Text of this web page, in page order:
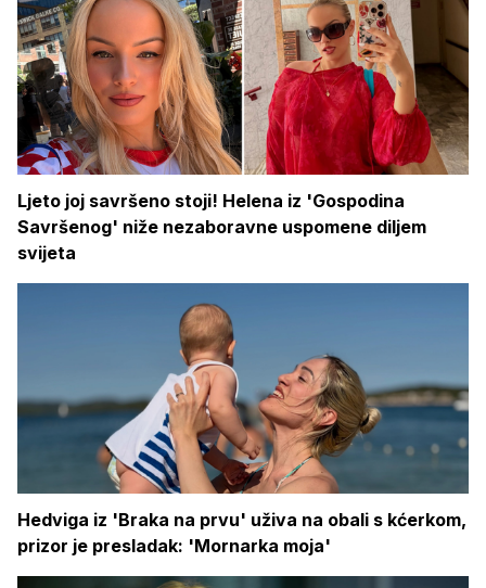
Ljeto joj savršeno stoji! Helena iz 'Gospodina
Savršenog' niže nezaboravne uspomene diljem
svijeta
Hedviga iz 'Braka na prvu' uživa na obali s kćerkom,
prizor je presladak: 'Mornarka moja'